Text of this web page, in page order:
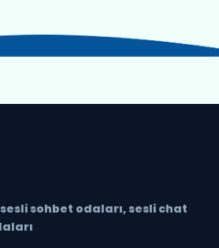
sohbet odaları, sesli chat